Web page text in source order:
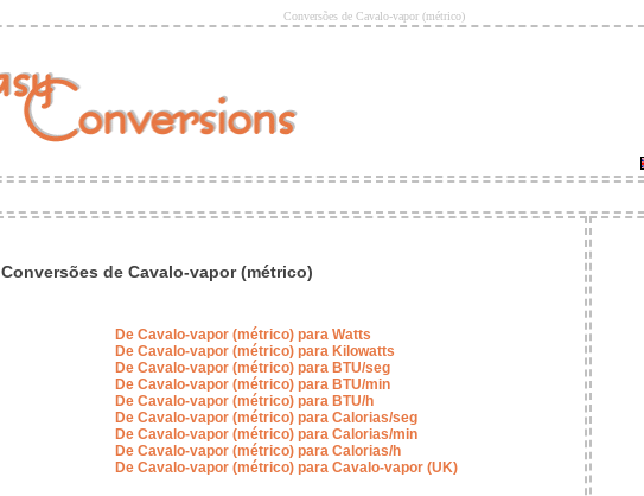
Conversões de Cavalo-vapor (métrico)
Conversões de Cavalo-vapor (métrico)
De Cavalo-vapor (métrico) para Watts
De Cavalo-vapor (métrico) para Kilowatts
De Cavalo-vapor (métrico) para BTU/seg
De Cavalo-vapor (métrico) para BTU/min
De Cavalo-vapor (métrico) para BTU/h
De Cavalo-vapor (métrico) para Calorias/seg
De Cavalo-vapor (métrico) para Calorias/min
De Cavalo-vapor (métrico) para Calorias/h
De Cavalo-vapor (métrico) para Cavalo-vapor (UK)